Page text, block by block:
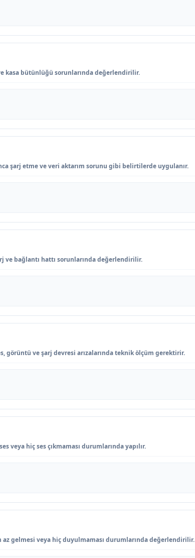
kasa bütünlüğü sorunlarında değerlendirilir.
şarj etme ve veri aktarım sorunu gibi belirtilerde uygulanır.
ve bağlantı hattı sorunlarında değerlendirilir.
görüntü ve şarj devresi arızalarında teknik ölçüm gerektirir.
veya hiç ses çıkmaması durumlarında yapılır.
gelmesi veya hiç duyulmaması durumlarında değerlendirilir.